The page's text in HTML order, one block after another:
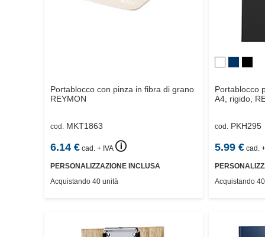
Portablocco con pinza in fibra di grano
REYMON
cod. MKT1863
6.14 € cad. + IVA 🛈
PERSONALIZZAZIONE INCLUSA
Acquistando 40 unità
Portablocco
A4, rigido,
cod. PKH295
5.99€ cad.
Acquistando